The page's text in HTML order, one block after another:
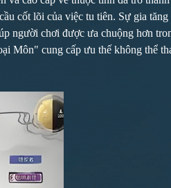
cốt lõi của việc tu tiên. Sự gia
người chơi được ưa chuộng hơn
Môn" cung cấp ưu thế không thể